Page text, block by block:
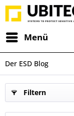
Menü
Der ESD Blog
Filtern